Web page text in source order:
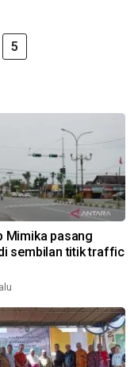
5
Mimika pasang
sembilan titik traffic